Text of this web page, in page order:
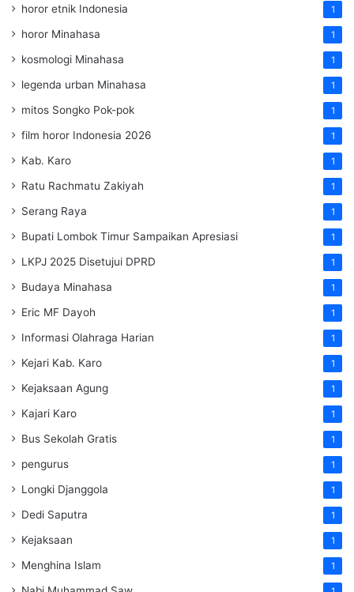
horor etnik Indonesia 1
horor Minahasa 1
kosmologi Minahasa 1
legenda urban Minahasa 1
mitos Songko Pok-pok 1
film horor Indonesia 2026 1
Kab. Karo 1
Ratu Rachmatu Zakiyah 1
Serang Raya 1
Bupati Lombok Timur Sampaikan Apresiasi 1
LKPJ 2025 Disetujui DPRD 1
Budaya Minahasa 1
Eric MF Dayoh 1
Informasi Olahraga Harian 1
Kejari Kab. Karo 1
Kejaksaan Agung 1
Kajari Karo 1
Bus Sekolah Gratis 1
pengurus 1
Longki Djanggola 1
Dedi Saputra 1
Kejaksaan 1
Menghina Islam 1